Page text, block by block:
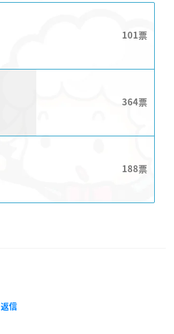
101
364
188
返信